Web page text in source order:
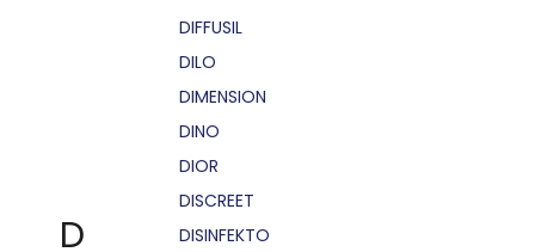
D
DIFFUSIL
DILO
DIMENSION
DINO
DIOR
DISCREET
DISINFEKTO